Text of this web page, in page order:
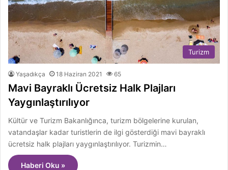
Turizm
Yaşadıkça 18 Haziran 2021 65
Mavi Bayraklı Ücretsiz Halk Plajları
Yaygınlaştırılıyor
Kültür ve Turizm Bakanlığınca, turizm bölgelerine kurulan,
vatandaşlar kadar turistlerin de ilgi gösterdiği mavi bayraklı
ücretsiz halk plajları yaygınlaştırılıyor. Turizmin…
Haberi Oku »